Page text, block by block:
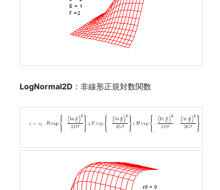
LogNormal2D ：非線形正規対数関数